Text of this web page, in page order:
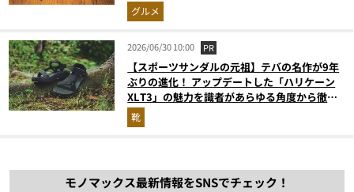
グルメ
2026/06/30 10:00 PR
【スポーツサンダルの元祖】テバの名作が9年
ぶりの進化！ アップデートした「ハリケーン
XLT3」の魅力を識者があらゆる角度から徹底
解説！
靴
モノマックス最新情報をSNSでチェック！